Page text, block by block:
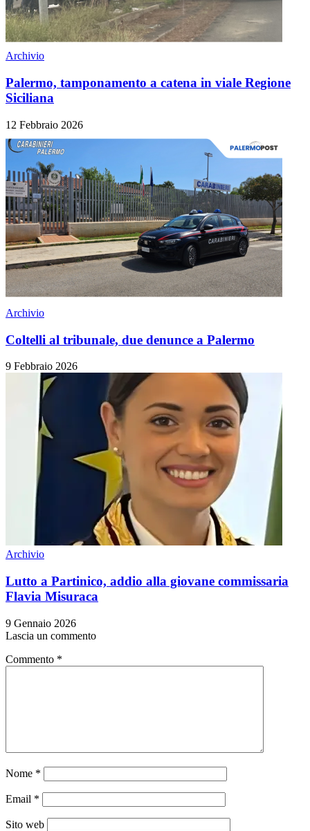
Archivio
Palermo, tamponamento a catena in viale Regione
Siciliana
12 Febbraio 2026
Archivio
Coltelli al tribunale, due denunce a Palermo
9 Febbraio 2026
Archivio
Lutto a Partinico, addio alla giovane commissaria
Flavia Misuraca
9 Gennaio 2026
Lascia un commento
Commento *
Nome *
Email *
Sito web